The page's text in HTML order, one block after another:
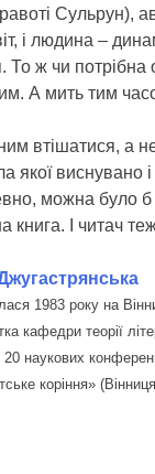
Сульрун),
і людина –
То ж чи потрібна
А мить тим
втішатися, а
якої виснувано
можна було б
книга. І читач
1983 року на
кафедри теорії
20 наукових
коріння»